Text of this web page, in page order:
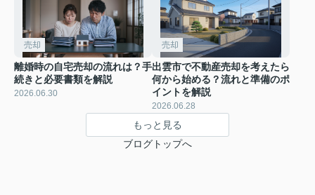
売却
離婚時の自宅売却の流れは？手
続きと必要書類を解説
2026.06.30
売却
出雲市で不動産売却を考えたら
何から始める？流れと準備のポ
イントを解説
2026.06.28
もっと見る
ブログトップへ